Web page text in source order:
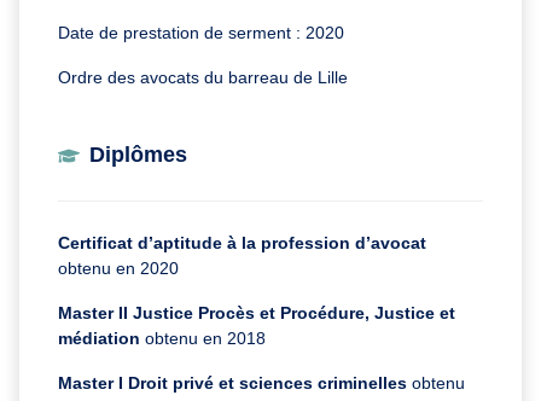
Date de prestation de serment : 2020
Ordre des avocats du barreau de Lille
Diplômes
Certificat d’aptitude à la profession d’avocat
obtenu en 2020
Master II Justice Procès et Procédure, Justice et
médiation obtenu en 2018
Master I Droit privé et sciences criminelles obtenu